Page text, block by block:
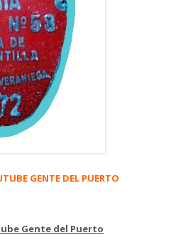
GENTE DEL PUERTO
Gente del Puerto